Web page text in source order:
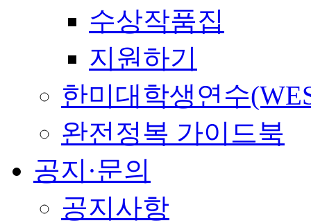
수상작품집
지원하기
한미대학생연수
완전정복 가이드북
공지·문의
공지사항